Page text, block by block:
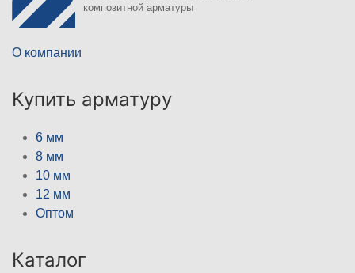
композитной арматуры
О компании
Купить арматуру
6 мм
8 мм
10 мм
12 мм
Оптом
Каталог